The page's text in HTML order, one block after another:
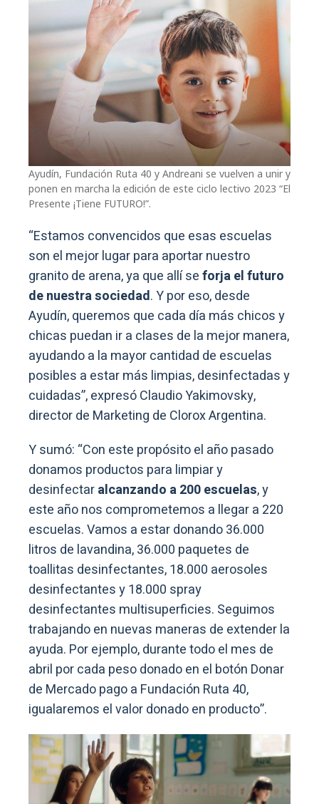
Ayudín, Fundación Ruta 40 y Andreani se vuelven a unir y
ponen en marcha la edición de este ciclo lectivo 2023 “El
Presente ¡Tiene FUTURO!”.
“Estamos convencidos que esas escuelas
son el mejor lugar para aportar nuestro
granito de arena, ya que allí seforja el futuro
de nuestra sociedad. Y por eso, desde
Ayudín, queremos que cada día más chicos y
chicas puedan ir a clases de la mejor manera,
ayudando a la mayor cantidad de escuelas
posibles a estar más limpias, desinfectadas y
cuidadas”, expresó Claudio Yakimovsky,
director de Marketing de Clorox Argentina.
Y sumó: “Con este propósito el año pasado
donamos productos para limpiar y
desinfectaralcanzando a 200 escuelas, y
este año nos comprometemos a llegar a 220
escuelas. Vamos a estar donando 36.000
litros de lavandina, 36.000 paquetes de
toallitas desinfectantes, 18.000 aerosoles
desinfectantes y 18.000 spray
desinfectantes multisuperficies. Seguimos
trabajando en nuevas maneras de extender la
ayuda. Por ejemplo, durante todo el mes de
abril por cada peso donado en el botón Donar
de Mercado pago a Fundación Ruta 40,
igualaremos el valor donado en producto”.